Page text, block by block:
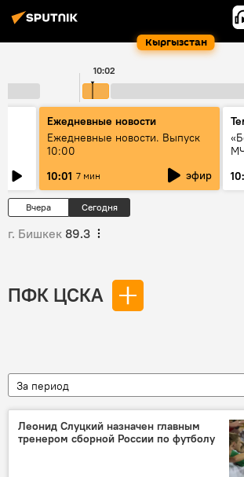
Кыргызстан
10:02
Ежедневные новости
Ежедневные новости. Выпуск
10:00
10:01 7 мин эфир
Вчера Сегодня
г. Бишкек 89.3
ПФК ЦСКА
За период
Леонид Слуцкий назначен главным
тренером сборной России по футболу